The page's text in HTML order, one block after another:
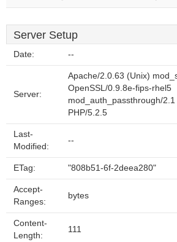
Server Setup
Date: --
Server:
Apache/2.0.63 (Unix)
OpenSSL/0.9.8e-fips-rhel5
mod_auth_passthrough/
PHP/5.2.5
Last-
Modified:
--
ETag: "808b51-6f-2deea280"
Accept-
Ranges:
bytes
Content-
Length:
111